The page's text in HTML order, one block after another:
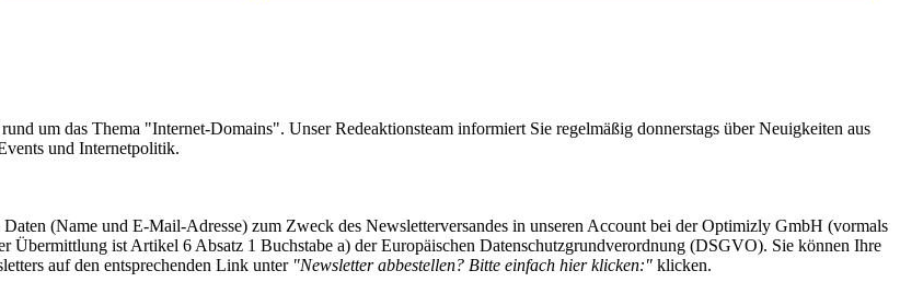
um das Thema "Internet-Domains". Unser Redeaktionsteam informiert Sie regelmäßig donnerstags über Neuigkeiten aus
und Internetpolitik.
(Name und E-Mail-Adresse) zum Zweck des Newsletterversandes in unseren Account bei der Optimizly GmbH (vormals
Übermittlung ist Artikel 6 Absatz 1 Buchstabe a) der Europäischen Datenschutzgrundverordnung (DSGVO). Sie können Ihre
auf den entsprechenden Link unter "Newsletter abbestellen? Bitte einfach hier klicken:" klicken.